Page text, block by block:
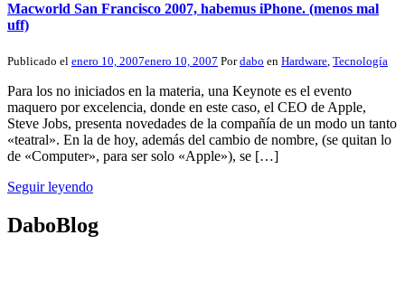
Macworld San Francisco 2007, habemus iPhone. (menos mal
uff)
Publicado el enero 10, 2007enero 10, 2007 Pordabo en Hardware, Tecnología
Para los no iniciados en la materia, una Keynote es el evento
maquero por excelencia, donde en este caso, el CEO de Apple,
Steve Jobs, presenta novedades de la compañía de un modo un tanto
«teatral». En la de hoy, además del cambio de nombre, (se quitan lo
de «Computer», para ser solo «Apple»), se […]
Seguir leyendo
DaboBlog